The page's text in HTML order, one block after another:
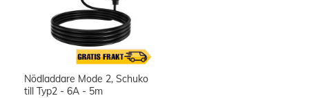
Nödladdare Mode 2, Schuko
till Typ2 - 6A - 5m